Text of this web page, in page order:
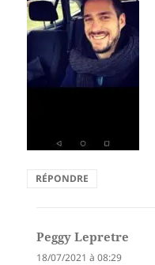
RÉPONDRE
Peggy Lepretre
18/07/2021 à 08:29